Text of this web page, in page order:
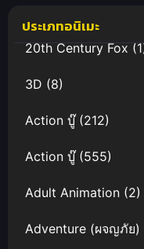
ประเภทอนิเมะ
20th Century Fox
3D (8)
Action บู๊(212)
Action บู๊(555)
Adult Animation (2)
Adventure (ผจญภัย)